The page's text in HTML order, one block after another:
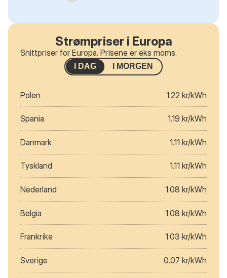
Strømpriser i Europa
Snittpriser for Europa. Prisene er eks moms.
I DAG I MORGEN
Polen 1.22 kr/kWh
Spania 1.19 kr/kWh
Danmark 1.11 kr/kWh
Tyskland 1.11 kr/kWh
Nederland 1.08 kr/kWh
Belgia 1.08 kr/kWh
Frankrike 1.03 kr/kWh
Sverige 0.07 kr/kWh